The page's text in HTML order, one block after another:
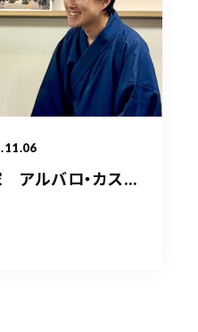
アルバロ・カス...